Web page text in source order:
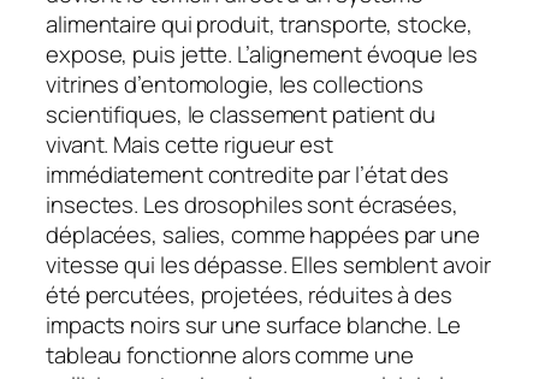
alimentaire qui produit, transporte, stocke,
expose, puis jette. L’alignement évoque les
vitrines d’entomologie, les collections
scientifiques, le classement patient du
vivant. Mais cette rigueur est
immédiatement contredite par l’état des
insectes. Les drosophiles sont écrasées,
déplacées, salies, comme happées par une
vitesse qui les dépasse. Elles semblent avoir
été percutées, projetées, réduites à des
impacts noirs sur une surface blanche. Le
tableau fonctionne alors comme une